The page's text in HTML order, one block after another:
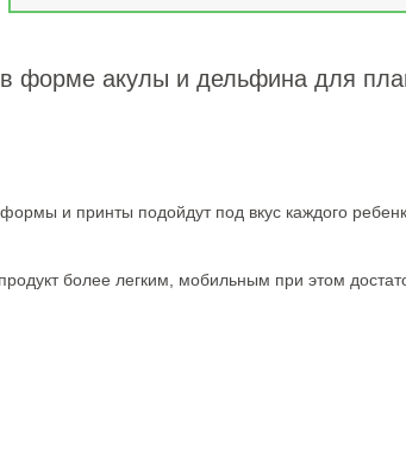
форме акулы и дельфина для
и принты подойдут под вкус каждого
более легким, мобильным при этом